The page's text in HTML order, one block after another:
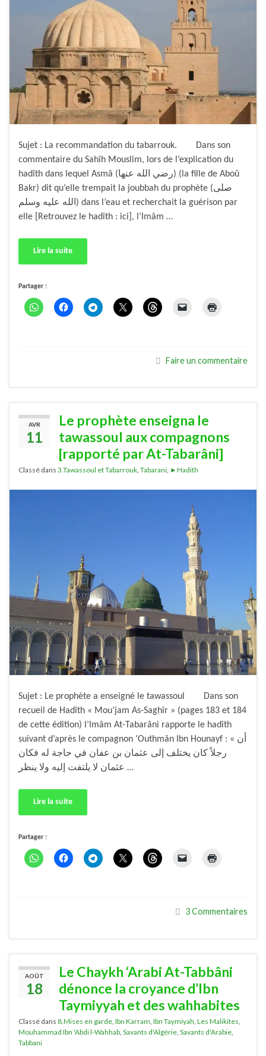
Sujet : La recommandation du tabarrouk. Dans son
commentaire du Sahîh Mouslim, lors de l’explication du
hadîth dans lequel Asmâ (رضي الله عنها) (la fille de Aboû
Bakr) dit qu’elle trempait la joubbah du prophète (صلى
الله عليه وسلم) dans l’eau et recherchait la guérison par
elle [Retrouvez le hadîth : ici], l’Imâm …
Lire la suite
Partager :
Faire un commentaire
AVR
11
Le prophète enseigna le
tawassoul aux compagnons
[rapporté par At-Tabarâni]
Classé dans 3.Tawassoul et Tabarrouk, Tabarani, ►Hadith
Sujet : Le prophète a enseigné le tawassoul Dans son
recueil de Hadîth « Mou’jam As-Saghîr » (pages 183 et 184
de cette édition) l’Imâm At-Tabarâni rapporte le hadîth
suivant d’après le compagnon ‘Outhmân Ibn Hounayf : « أن
رجلاً كان يختلف إلى عثمان بن عفان في حاجة له فكان
عثمان لا يلتفت إليه ولا ينظر …
Lire la suite
Partager :
3 Commentaires
AOÛT
18
Le Chaykh ‘Arabi At-Tabbâni
dénonce la croyance d’Ibn
Taymiyyah et des wahhabites
Classé dans 8.Mises en garde Ibn Karram Ibn Taymiyah Les Malikites
Mouhammad Ibn 'Abdi l-Wahhab Savants d'Algérie Savants d'Arabie
Tabbani